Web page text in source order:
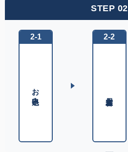
STEP 02
2-1
お申込み
2-2